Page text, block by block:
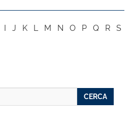
I J K L M N O P Q R S
CERCA